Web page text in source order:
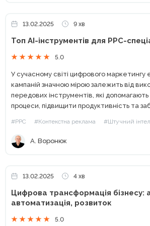
13.02.2025 9 хв
Топ AI-інструментів для PPC-
5.0
У сучасному світі цифрового маркетингу
кампаній значною мірою залежить від
передових інструментів, які
процеси, підвищити продуктивність та
найкращих інструментів, які стануть
#PPC #Контекстна реклама #Штучний
А. Воронюк
13.02.2025 4 хв
Цифрова трансформація бізнесу:
автоматизація, розвиток
5.0